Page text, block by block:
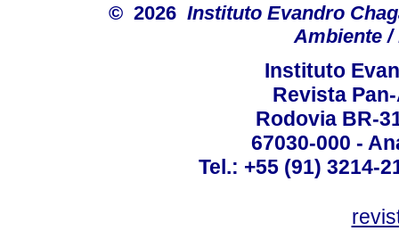
© 2026 Instituto Evandro
Ambiente /
Instituto
Revista
Rodovia BR-
67030-000 -
Tel.: +55 (91) 3214-